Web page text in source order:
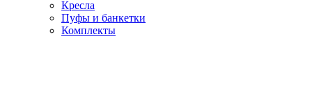
Кресла
Пуфы и банкетки
Комплекты